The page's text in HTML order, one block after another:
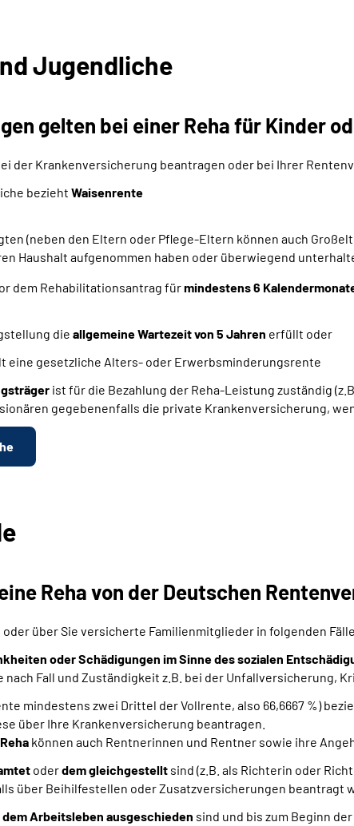
Jugendliche
gelten bei einer Reha für Kinder
der Krankenversicherung beantragen oder bei Ihrer
bezieht Waisenrente
(neben den Eltern oder Pflege-Eltern können auch
Haushalt aufgenommen haben oder überwiegend
dem Rehabilitationsantrag fürmindestens 6
die allgemeine Wartezeit von 5 Jahren erfüllt oder
eine gesetzliche Alters- oder Erwerbsminderungsrente
ist für die Bezahlung der Reha-Leistung zuständig
gegebenenfalls die private Krankenversicherung,
Reha von der Deutschen
oder über Sie versicherte Familienmitglieder in folgenden
oder Schädigungen im Sinne des sozialen
Fall und Zuständigkeit z.B. bei der Unfallversicherung,
mindestens zwei Drittel der Vollrente, also 66,6667 %)
über Ihre Krankenversicherung beantragen.
können auch Rentnerinnen und Rentner sowie ihre
oderdem gleichgestellt sind (z.B. als Richterin oder
über Beihilfestellen oder Zusatzversicherungen beantragt
Arbeitsleben ausgeschieden sind und bis zum Beginn